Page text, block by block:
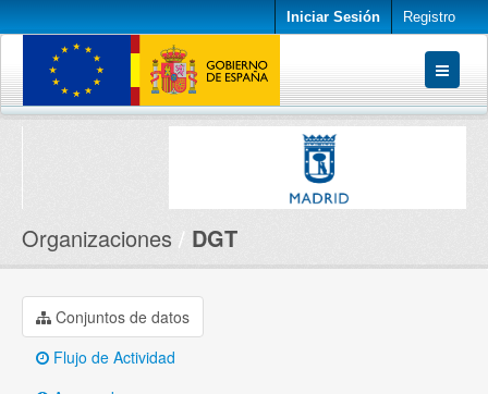
Iniciar Sesión Registro
Conjuntos de datos
Organizaciones DGT
Conjuntos de datos
Flujo de Actividad